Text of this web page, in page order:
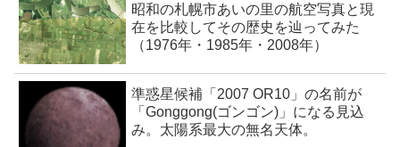
昭和の札幌市あいの里の航空写真と現
在を比較してその歴史を辿ってみた
（1976年・1985年・2008年）
準惑星候補「2007 OR10」の名前が
「Gonggong(ゴンゴン)」になる見込
み。太陽系最大の無名天体。